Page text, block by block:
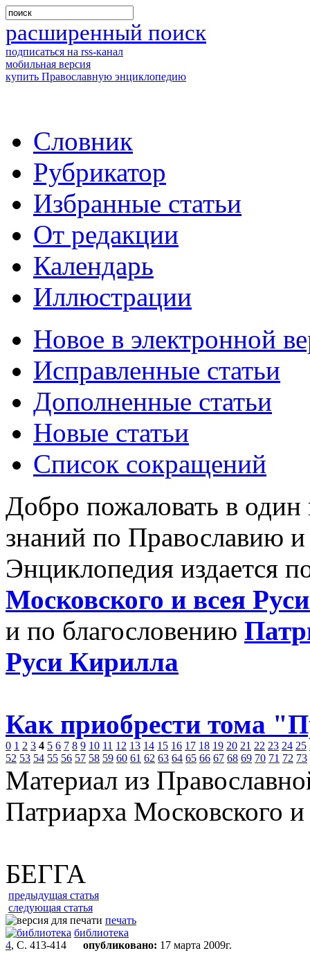
расширенный поиск
подписаться на rss-канал
мобильная версия
купить Православную энциклопедию
Словник
Рубрикатор
Избранные статьи
От редакции
Календарь
Иллюстрации
Новое в электронной
Исправленные статьи
Дополненные статьи
Новые статьи
Список сокращений
Добро пожаловать в
знаний по Православию
Энциклопедия издается
Московского и всея
и по благословению
Руси Кирилла
Как приобрести тома
0 1 2 3 4 5 6 7 8 9 10 11 12 13 14 15 16 17 18 19 20 21 22 23 24 25
52 53 54 55 56 57 58 59 60 61 62 63 64 65 66 67 68 69 70 71 72 73
Материал из
Патриарха Московского
БЕГГА
предыдущая статья
следующая статья
печать
библиотека
4, С. 413-414 опубликовано: 17 марта 2009г.